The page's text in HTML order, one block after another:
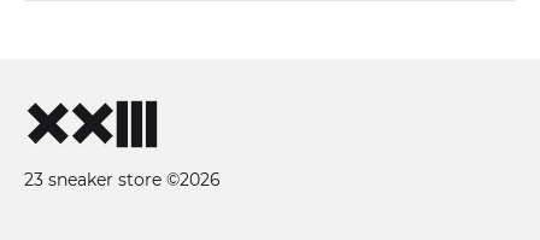
23 sneaker store ©2026